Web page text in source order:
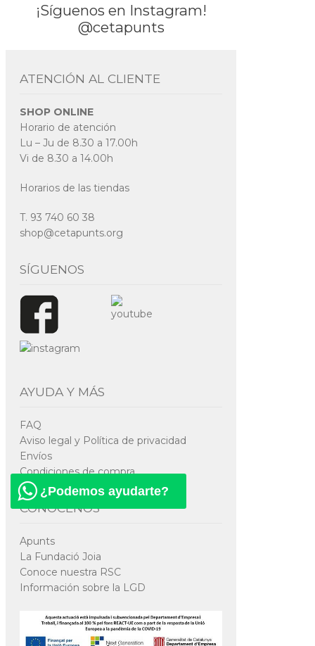
¡Síguenos en Instagram!
@cetapunts
ATENCIÓN AL CLIENTE
SHOP ONLINE
Horario de atención
Lu – Ju de 8.30 a 17.00h
Vi de 8.30 a 14.00h
Horarios de las tiendas
T. 93 740 60 38
shop@cetapunts.org
SÍGUENOS
¿Podemos ayudarte?
AYUDA Y MÁS
FAQ
Aviso legal y Política de privacidad
Envíos
Condiciones de compra
CONÓCENOS
Apunts
La Fundació Joia
Conoce nuestra RSC
Información sobre la LGD